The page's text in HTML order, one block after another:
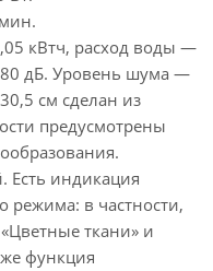
кВтч, расход воды —
дБ. Уровень шума —
см сделан из
предусмотрены
Есть индикация
режима: в частности,
ткани» и
функция